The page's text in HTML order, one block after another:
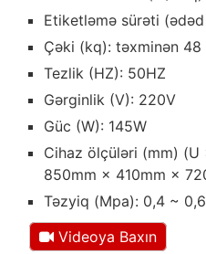
Etiketləmə sürəti
Çəki (kq): təxminən 48
Tezlik (HZ): 50HZ
Gərginlik (V): 220V
Güc (W): 145W
Cihaz ölçüləri (mm)
850mm × 410mm ×
Təzyiq (Mpa): 0,4 ~
Videoya Baxın